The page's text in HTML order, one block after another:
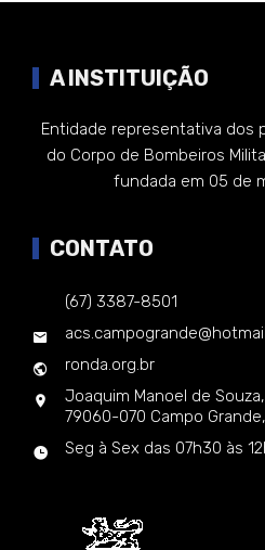
A INSTITUIÇÃO
Entidade representativa dos
do Corpo de Bombeiros
fundada em 05 de
CONTATO
(67) 3387-8501
ronda.org.br
Joaquim Manoel de
79060-070 Campo
Seg à Sex das 07h30 às